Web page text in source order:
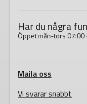
Har du några
Öppet mån-tors
Maila oss
Vi svarar snabbt